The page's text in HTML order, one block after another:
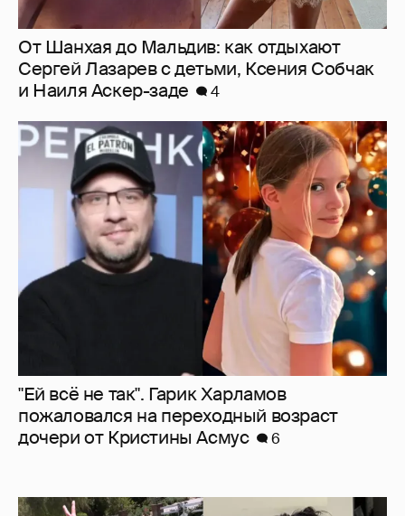
"Ей всё не так". Гарик Харламов
пожаловался на переходный возраст
дочери от Кристины Асмус
6